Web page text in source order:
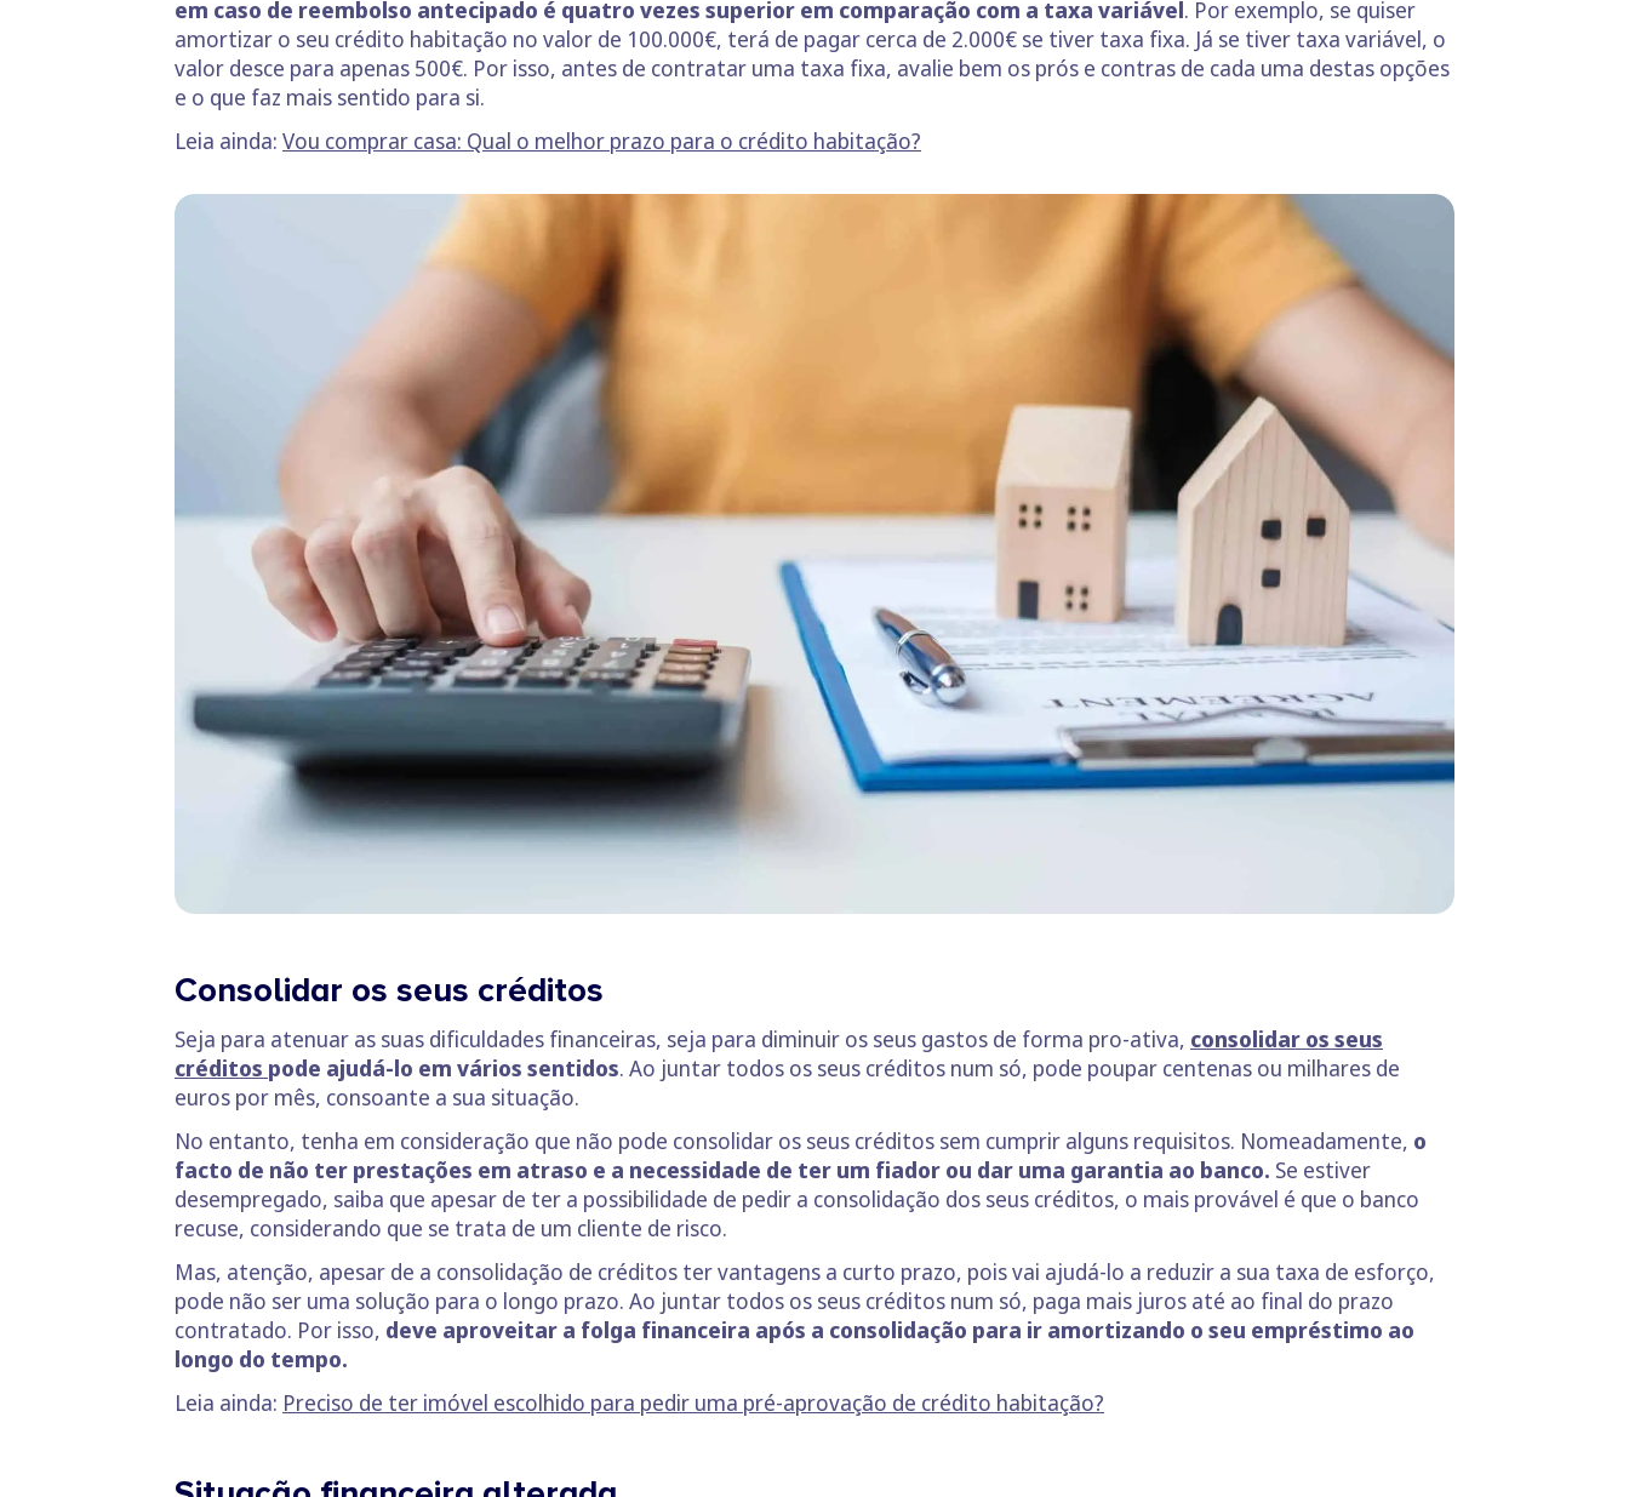
em caso de reembolso antecipado é quatro vezes superior em comparação com a taxa variável. Por exemplo, se quiser
amortizar o seu crédito habitação no valor de 100.000€, terá de pagar cerca de 2.000€ se tiver taxa fixa. Já se tiver taxa variável, o
valor desce para apenas 500€. Por isso, antes de contratar uma taxa fixa, avalie bem os prós e contras de cada uma destas opções
e o que faz mais sentido para si.
Leia ainda: Vou comprar casa: Qual o melhor prazo para o crédito habitação?
Consolidar os seus créditos
Seja para atenuar as suas dificuldades financeiras, seja para diminuir os seus gastos de forma pro-ativa, consolidar os seus
créditos pode ajudá-lo em vários sentidos. Ao juntar todos os seus créditos num só, pode poupar centenas ou milhares de
euros por mês, consoante a sua situação.
No entanto, tenha em consideração que não pode consolidar os seus créditos sem cumprir alguns requisitos. Nomeadamente, o
facto de não ter prestações em atraso e a necessidade de ter um fiador ou dar uma garantia ao banco. Se estiver
desempregado, saiba que apesar de ter a possibilidade de pedir a consolidação dos seus créditos, o mais provável é que o banco
recuse, considerando que se trata de um cliente de risco.
Mas, atenção, apesar de a consolidação de créditos ter vantagens a curto prazo, pois vai ajudá-lo a reduzir a sua taxa de esforço,
pode não ser uma solução para o longo prazo. Ao juntar todos os seus créditos num só, paga mais juros até ao final do prazo
contratado. Por isso, deve aproveitar a folga financeira após a consolidação para ir amortizando o seu empréstimo ao
longo do tempo.
Leia ainda: Preciso de ter imóvel escolhido para pedir uma pré-aprovação de crédito habitação?